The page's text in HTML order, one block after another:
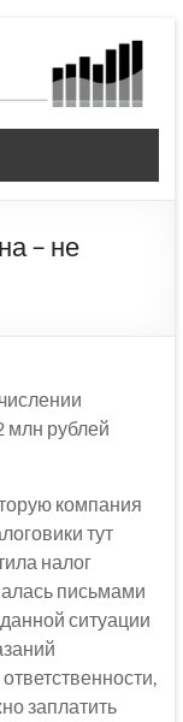
– не
млн рублей
компания
тут
налог
письмами
ситуации
заплатить